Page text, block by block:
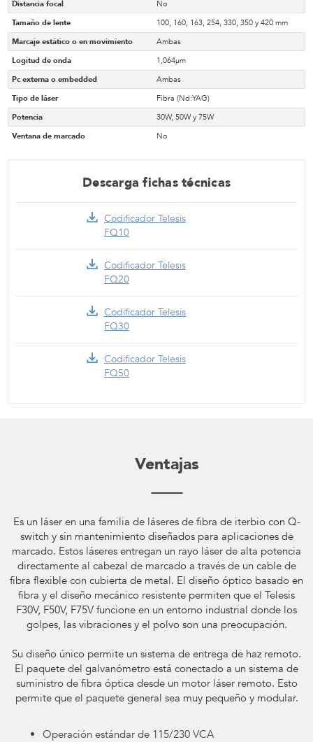
Distancia focal
No
Tamaño de lente
100, 160, 163, 254, 330, 350 y 420 mm
Marcaje estático o en movimiento
Ambas
Logitud de onda
1,064µm
Pc externa o embedded
Ambas
Tipo de láser
Fibra (Nd:YAG)
Potencia
30W, 50W y 75W
Ventana de marcado
No
Descarga fichas técnicas
Codificador Telesis
FQ10
Codificador Telesis
FQ20
Codificador Telesis
FQ30
Codificador Telesis
FQ50
Ventajas
Es un láser en una familia de láseres de fibra de iterbio con Q-
switch y sin mantenimiento diseñados para aplicaciones de
marcado. Estos láseres entregan un rayo láser de alta potencia
directamente al cabezal de marcado a través de un cable de
fibra flexible con cubierta de metal. El diseño óptico basado en
fibra y el diseño mecánico resistente permiten que el Telesis
F30V, F50V, F75V funcione en un entorno industrial donde los
golpes, las vibraciones y el polvo son una preocupación.
Su diseño único permite un sistema de entrega de haz remoto.
El paquete del galvanómetro está conectado a un sistema de
suministro de fibra óptica desde un motor láser remoto. Esto
permite que el paquete general sea muy pequeño y modular.
Operación estándar de 115/230 VCA